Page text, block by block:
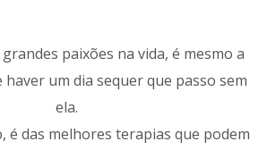
paixões na vida, é mesmo a
haver um dia sequer que passo sem
ela.
é das melhores terapias que podem